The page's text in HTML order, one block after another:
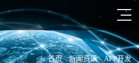
首页 - 新闻资讯 - APP开发